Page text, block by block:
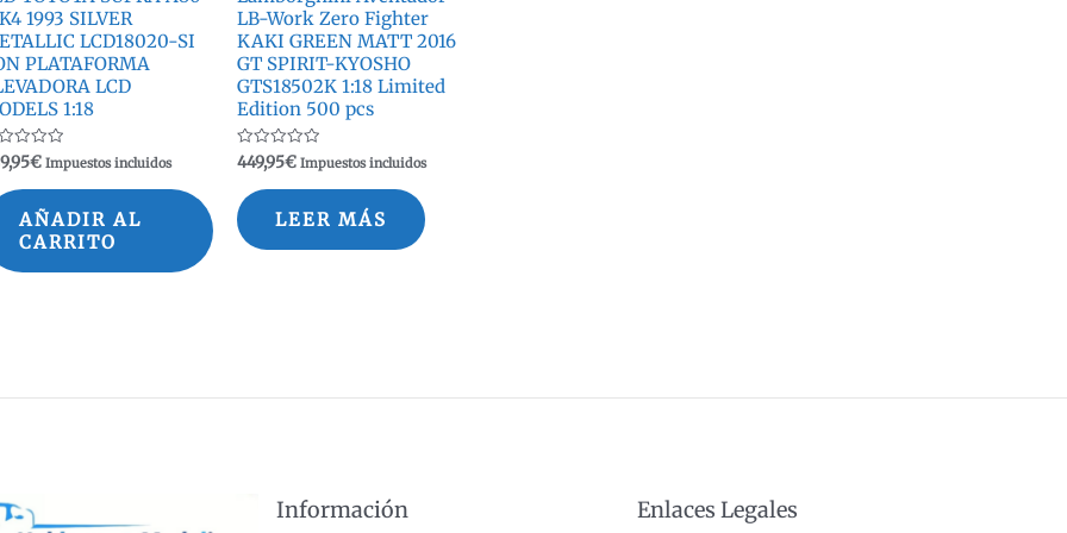
1993 SILVER
LCD18020-SI
PLATAFORMA
LCD
1:18
€ Impuestos incluidos
AÑADIR AL
CARRITO
LB-Work Zero Fighter
KAKI GREEN MATT 2016
GT SPIRIT-KYOSHO
GTS18502K 1:18 Limited
Edition 500 pcs
Valorado
con
de
5
449,95€ Impuestos incluidos
LEER MÁS
Información Enlaces Legales